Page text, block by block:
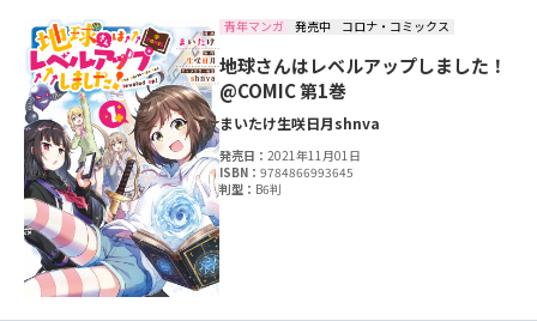
青年マンガ 発売中 コロナ・コミックス
地球さんはレベルアップしました！
@COMIC 第1巻
まいたけ生咲日月shnva
発売日：2021年11月01日
ISBN：9784866993645
判型： B6判